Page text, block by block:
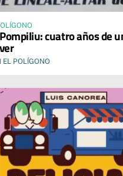
cuatro años de
EL POLÍGONO